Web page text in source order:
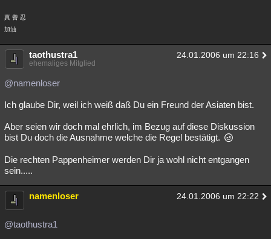
真 善 忍
加油
taothustra1 24.01.2006 um 22:16
ehemaliges Mitglied
@namenloser
Ich glaube Dir, weil ich weiß daß Du ein Freund der Asiaten bist.
Aber seien wir doch mal ehrlich, im Bezug auf diese Diskussion
bist Du doch die Ausnahme welche die Regel bestätigt.
Die rechten Pappenheimer werden Dir ja wohl nicht entgangen
sein.....
namenloser 24.01.2006 um 22:22
@taothustra1